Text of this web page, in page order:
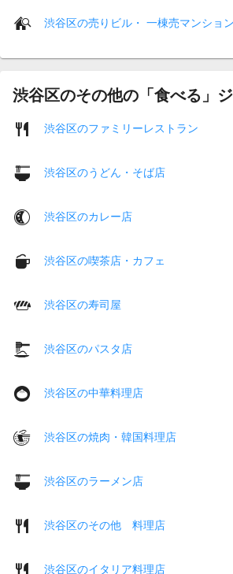
渋谷区の売りビル・ 一棟売マンショ
渋谷区のその他の「食べる」
渋谷区のファミリーレストラン
渋谷区のうどん・そば店
渋谷区のカレー店
渋谷区の喫茶店・カフェ
渋谷区の寿司屋
渋谷区のパスタ店
渋谷区の中華料理店
渋谷区の焼肉・韓国料理店
渋谷区のラーメン店
渋谷区のその他 料理店
渋谷区のイタリア料理店